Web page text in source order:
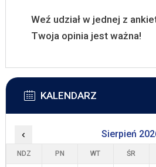
Weź udział w jednej z
Twoja opinia jest ważna!
KALENDARZ
‹ Sierpień
NDZ PN WT ŚR